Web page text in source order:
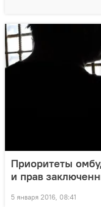
Приоритеты
и прав
5 января 2016, 08:41